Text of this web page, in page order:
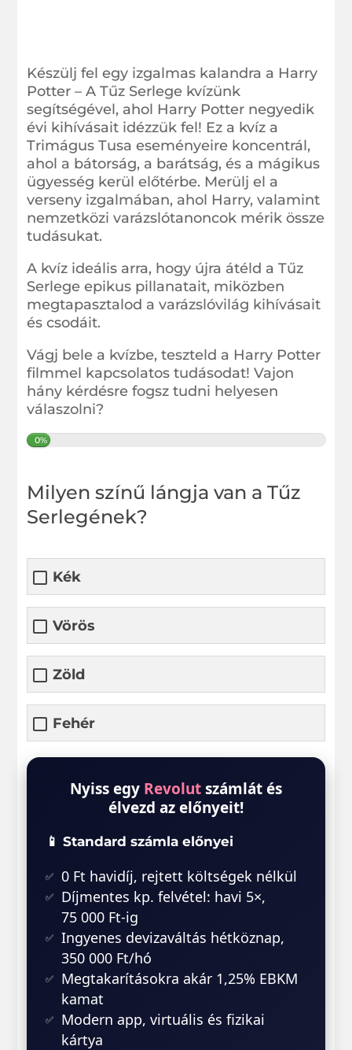
Készülj fel egy izgalmas kalandra a Harry
Potter – A Tűz Serlege kvízünk
segítségével, ahol Harry Potter negyedik
évi kihívásait idézzük fel! Ez a kvíz a
Trimágus Tusa eseményeire koncentrál,
ahol a bátorság, a barátság, és a mágikus
ügyesség kerül előtérbe. Merülj el a
verseny izgalmában, ahol Harry, valamint
nemzetközi varázslótanoncok mérik össze
tudásukat.
A kvíz ideális arra, hogy újra átéld a Tűz
Serlege epikus pillanatait, miközben
megtapasztalod a varázslóvilág kihívásait
és csodáit.
Vágj bele a kvízbe, teszteld a Harry Potter
filmmel kapcsolatos tudásodat! Vajon
hány kérdésre fogsz tudni helyesen
válaszolni?
0%
Milyen színű lángja van a Tűz
Serlegének?
Kék
Vörös
Zöld
Fehér
Nyiss egy Revolutszámlát és
élvezd az előnyeit!
📱 Standard számla előnyei
0 Ft havidíj, rejtett költségek nélkül
Díjmentes kp. felvétel: havi 5×,
75 000 Ft-ig
Ingyenes devizaváltás hétköznap,
350 000 Ft/hó
Megtakarításokra akár 1,25% EBKM
kamat
Modern app, virtuális és fizikai
kártya